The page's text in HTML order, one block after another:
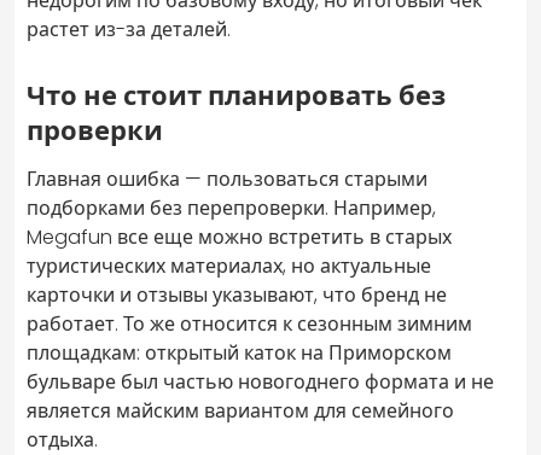
растет из-за деталей.
Что не стоит планировать без
проверки
Главная ошибка — пользоваться старыми
подборками без перепроверки. Например,
Megafun все еще можно встретить в старых
туристических материалах, но актуальные
карточки и отзывы указывают, что бренд не
работает. То же относится к сезонным зимним
площадкам: открытый каток на Приморском
бульваре был частью новогоднего формата и не
является майским вариантом для семейного
отдыха.